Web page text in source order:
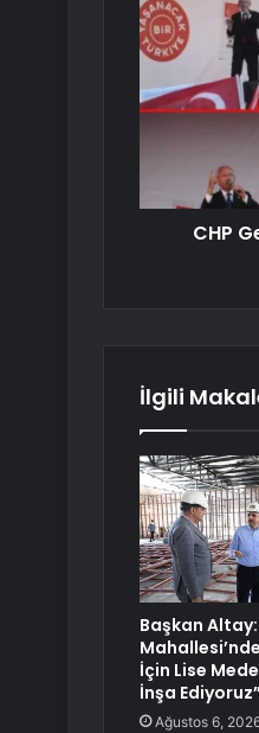
CHP
İlgili
Başkan
İçin Lise
İnşa Ediyoruz”
Ağustos 6,